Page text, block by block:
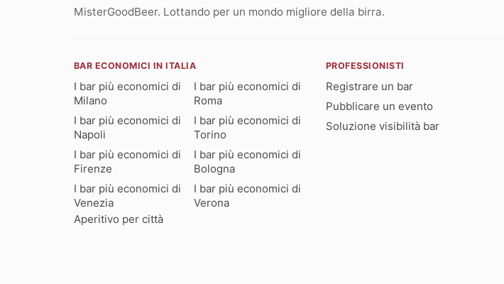
MisterGoodBeer. Lottando per un mondo migliore della birra.
BAR ECONOMICI IN ITALIA
I bar più economici di
Milano
I bar più economici di
Roma
I bar più economici di
Napoli
I bar più economici di
Torino
I bar più economici di
Firenze
I bar più economici di
Bologna
I bar più economici di
Venezia
I bar più economici di
Verona
Aperitivo per città
PROFESSIONISTI
Registrare un bar
Pubblicare un evento
Soluzione visibilità bar